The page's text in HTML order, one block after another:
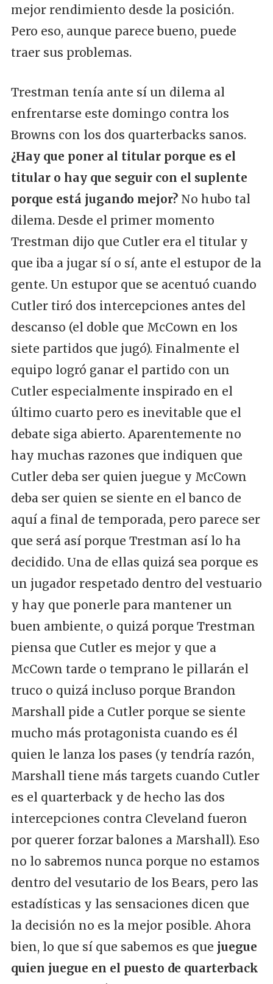
mejor rendimiento desde la posición.
Pero eso, aunque parece bueno, puede
traer sus problemas.
Trestman tenía ante sí un dilema al
enfrentarse este domingo contra los
Browns con los dos quarterbacks sanos.
¿Hay que poner al titular porque es el
titular o hay que seguir con el suplente
porque está jugando mejor?No hubo tal
dilema. Desde el primer momento
Trestman dijo que Cutler era el titular y
que iba a jugar sí o sí, ante el estupor de la
gente. Un estupor que se acentuó cuando
Cutler tiró dos intercepciones antes del
descanso (el doble que McCown en los
siete partidos que jugó). Finalmente el
equipo logró ganar el partido con un
Cutler especialmente inspirado en el
último cuarto pero es inevitable que el
debate siga abierto. Aparentemente no
hay muchas razones que indiquen que
Cutler deba ser quien juegue y McCown
deba ser quien se siente en el banco de
aquí a final de temporada, pero parece ser
que será así porque Trestman así lo ha
decidido. Una de ellas quizá sea porque es
un jugador respetado dentro del vestuario
y hay que ponerle para mantener un
buen ambiente, o quizá porque Trestman
piensa que Cutler es mejor y que a
McCown tarde o temprano le pillarán el
truco o quizá incluso porque Brandon
Marshall pide a Cutler porque se siente
mucho más protagonista cuando es él
quien le lanza los pases (y tendría razón,
Marshall tiene más targets cuando Cutler
es el quarterback y de hecho las dos
intercepciones contra Cleveland fueron
por querer forzar balones a Marshall). Eso
no lo sabremos nunca porque no estamos
dentro del vesutario de los Bears, pero las
estadísticas y las sensaciones dicen que
la decisión no es la mejor posible. Ahora
bien, lo que sí que sabemos es que juegue
quien juegue en el puesto de quarterback